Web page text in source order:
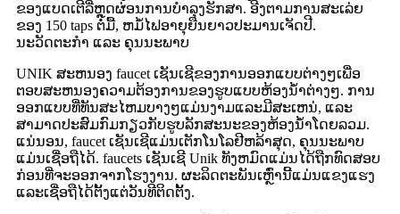
ຂອງແບດເຕີລີ່ຫຼຸດຜ່ອນການບໍາລຸງຮັກສາ. ອີງຕາມການສະເລ່ຍ
ຂອງ 150 taps ຕໍ່ມື້, ຫມໍ້ໄຟອາຍຸຍືນຍາວປະມານເຈັດປີ.
ນະວັດຕະກໍາ ແລະ ຄຸນນະພາບ
UNIK ສະຫນອງ faucet ເຊັນເຊີຂອງການອອກແບບຕ່າງໆເພື່ອ
ຕອບສະຫນອງຄວາມຕ້ອງການຂອງຮູບແບບຫ້ອງນ້ໍາຕ່າງໆ. ການ
ອອກແບບທີ່ທັນສະໄຫມບາງໆແມ່ນງາມແລະມີສະເຫນ່, ແລະ
ສາມາດປະສົມກົມກຽວກັບຮູບລັກສະນະຂອງຫ້ອງນ້ໍາໂດຍລວມ.
ແນ່ນອນ, faucet ເຊັນເຊີແມ່ນເຕັກໂນໂລຢີຫລ້າສຸດ, ຄຸນນະພາບ
ແມ່ນເຊື່ອຖືໄດ້. faucets ເຊັນເຊີ Unik ທັງຫມົດແມ່ນໄດ້ຖືກທົດສອບ
ກ່ອນທີ່ຈະອອກຈາກໂຮງງານ. ຜະລິດຕະພັນເຫຼົ່ານີ້ແມ່ນແຂງແຮງ
ແລະເຊື່ອຖືໄດ້ຕັ້ງແຕ່ວັນທີຕິດຕັ້ງ.